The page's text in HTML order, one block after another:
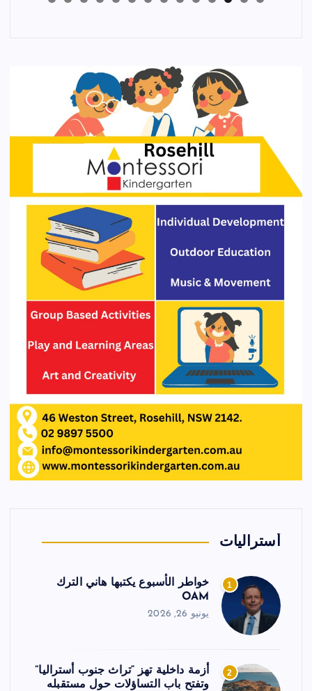
أستراليات
1
خواطر الأسبوع يكتبها هاني الترك
OAM
يونيو 26, 2026
2
أزمة داخلية تهز “تراث جنوب أستراليا”
وتفتح باب التساؤلات حول مستقبله